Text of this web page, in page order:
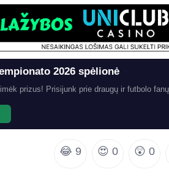
2026 spėlionė
prizus! Prisijunk prie draugų ir futbolo
😂 9 😍 0 😲 0